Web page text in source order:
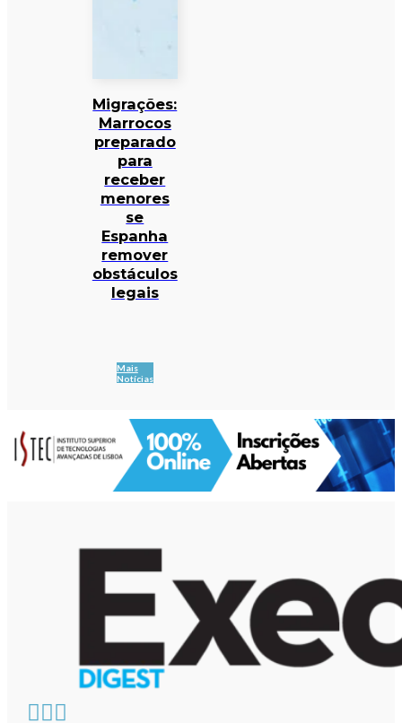
Migrações:
Marrocos
preparado
para
receber
menores
se
Espanha
remover
obstáculos
legais
Mais
Notícias